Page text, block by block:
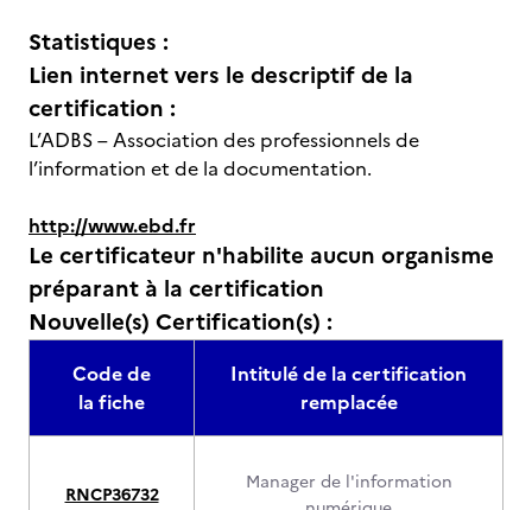
Statistiques :
Lien internet vers le descriptif de la
certification :
L’ADBS – Association des professionnels de
l’information et de la documentation.
http://www.ebd.fr
Le certificateur n'habilite aucun organisme
préparant à la certification
Nouvelle(s) Certification(s) :
Code de
la fiche
Intitulé de la certification
remplacée
RNCP36732
Manager de l'information